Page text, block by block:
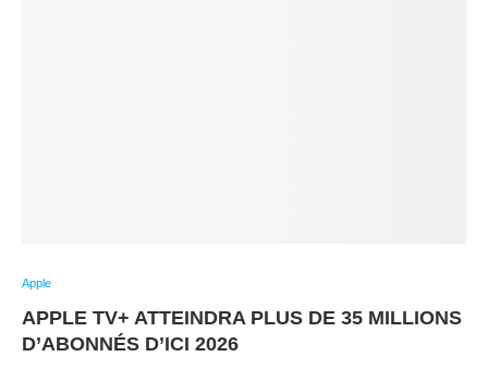
Apple
APPLE TV+ ATTEINDRA PLUS DE 35 MILLIONS
D’ABONNÉS D’ICI 2026